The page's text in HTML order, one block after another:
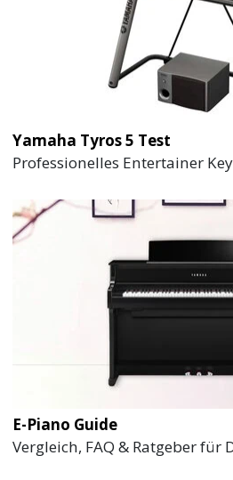
Yamaha Tyros 5 Test
Professionelles Entertainer
E-Piano Guide
Vergleich, FAQ & Ratgeber für